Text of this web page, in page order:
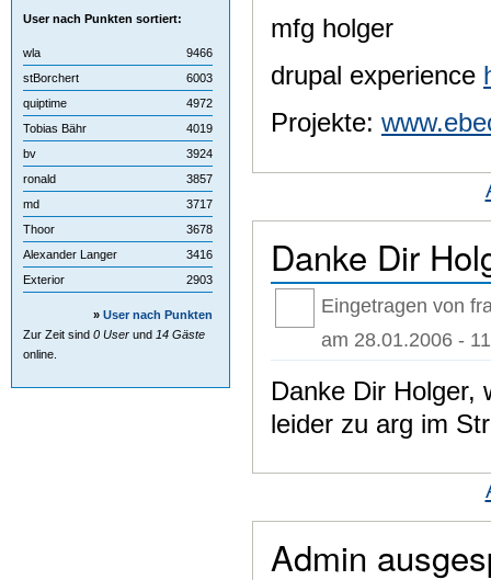
mfg holger
drupal experience
Projekte:
Danke Dir
Eingetragen von
am 28.01.2006 -
Danke Dir Holger,
leider zu arg im
Admin
User nach Punkten sortiert:
wla
9466
stBorchert
6003
quiptime
4972
Tobias Bähr
4019
bv
3924
ronald
3857
md
3717
Thoor
3678
Alexander Langer
3416
Exterior
2903
» User nach Punkten
Zur Zeit sind 0 User und 14 Gäste
online.